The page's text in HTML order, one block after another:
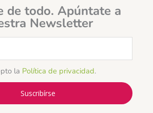
de todo. Apúntate a
Newsletter
la Política de privacidad.
Suscribírse